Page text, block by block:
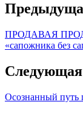
ПРОДАВАЯ
«сапожника без
Осознанный путь